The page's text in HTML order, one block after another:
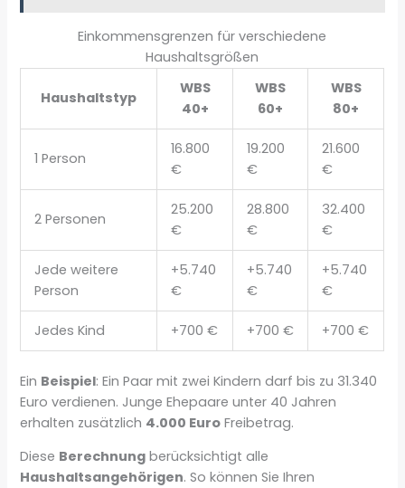
Einkommensgrenzen für verschiedene
Haushaltsgrößen
Haushaltstyp
WBS
40+
WBS
60+
WBS
80+
1 Person
16.800
€
19.200
€
21.600
€
2 Personen
25.200
€
28.800
€
32.400
€
Jede weitere
Person
+5.740
€
+5.740
€
+5.740
€
Jedes Kind +700 € +700 € +700 €
Ein Beispiel: Ein Paar mit zwei Kindern darf bis zu 31.340
Euro verdienen. Junge Ehepaare unter 40 Jahren
erhalten zusätzlich 4.000 Euro Freibetrag.
Diese Berechnung berücksichtigt alle
Haushaltsangehörigen. So können Sie Ihren